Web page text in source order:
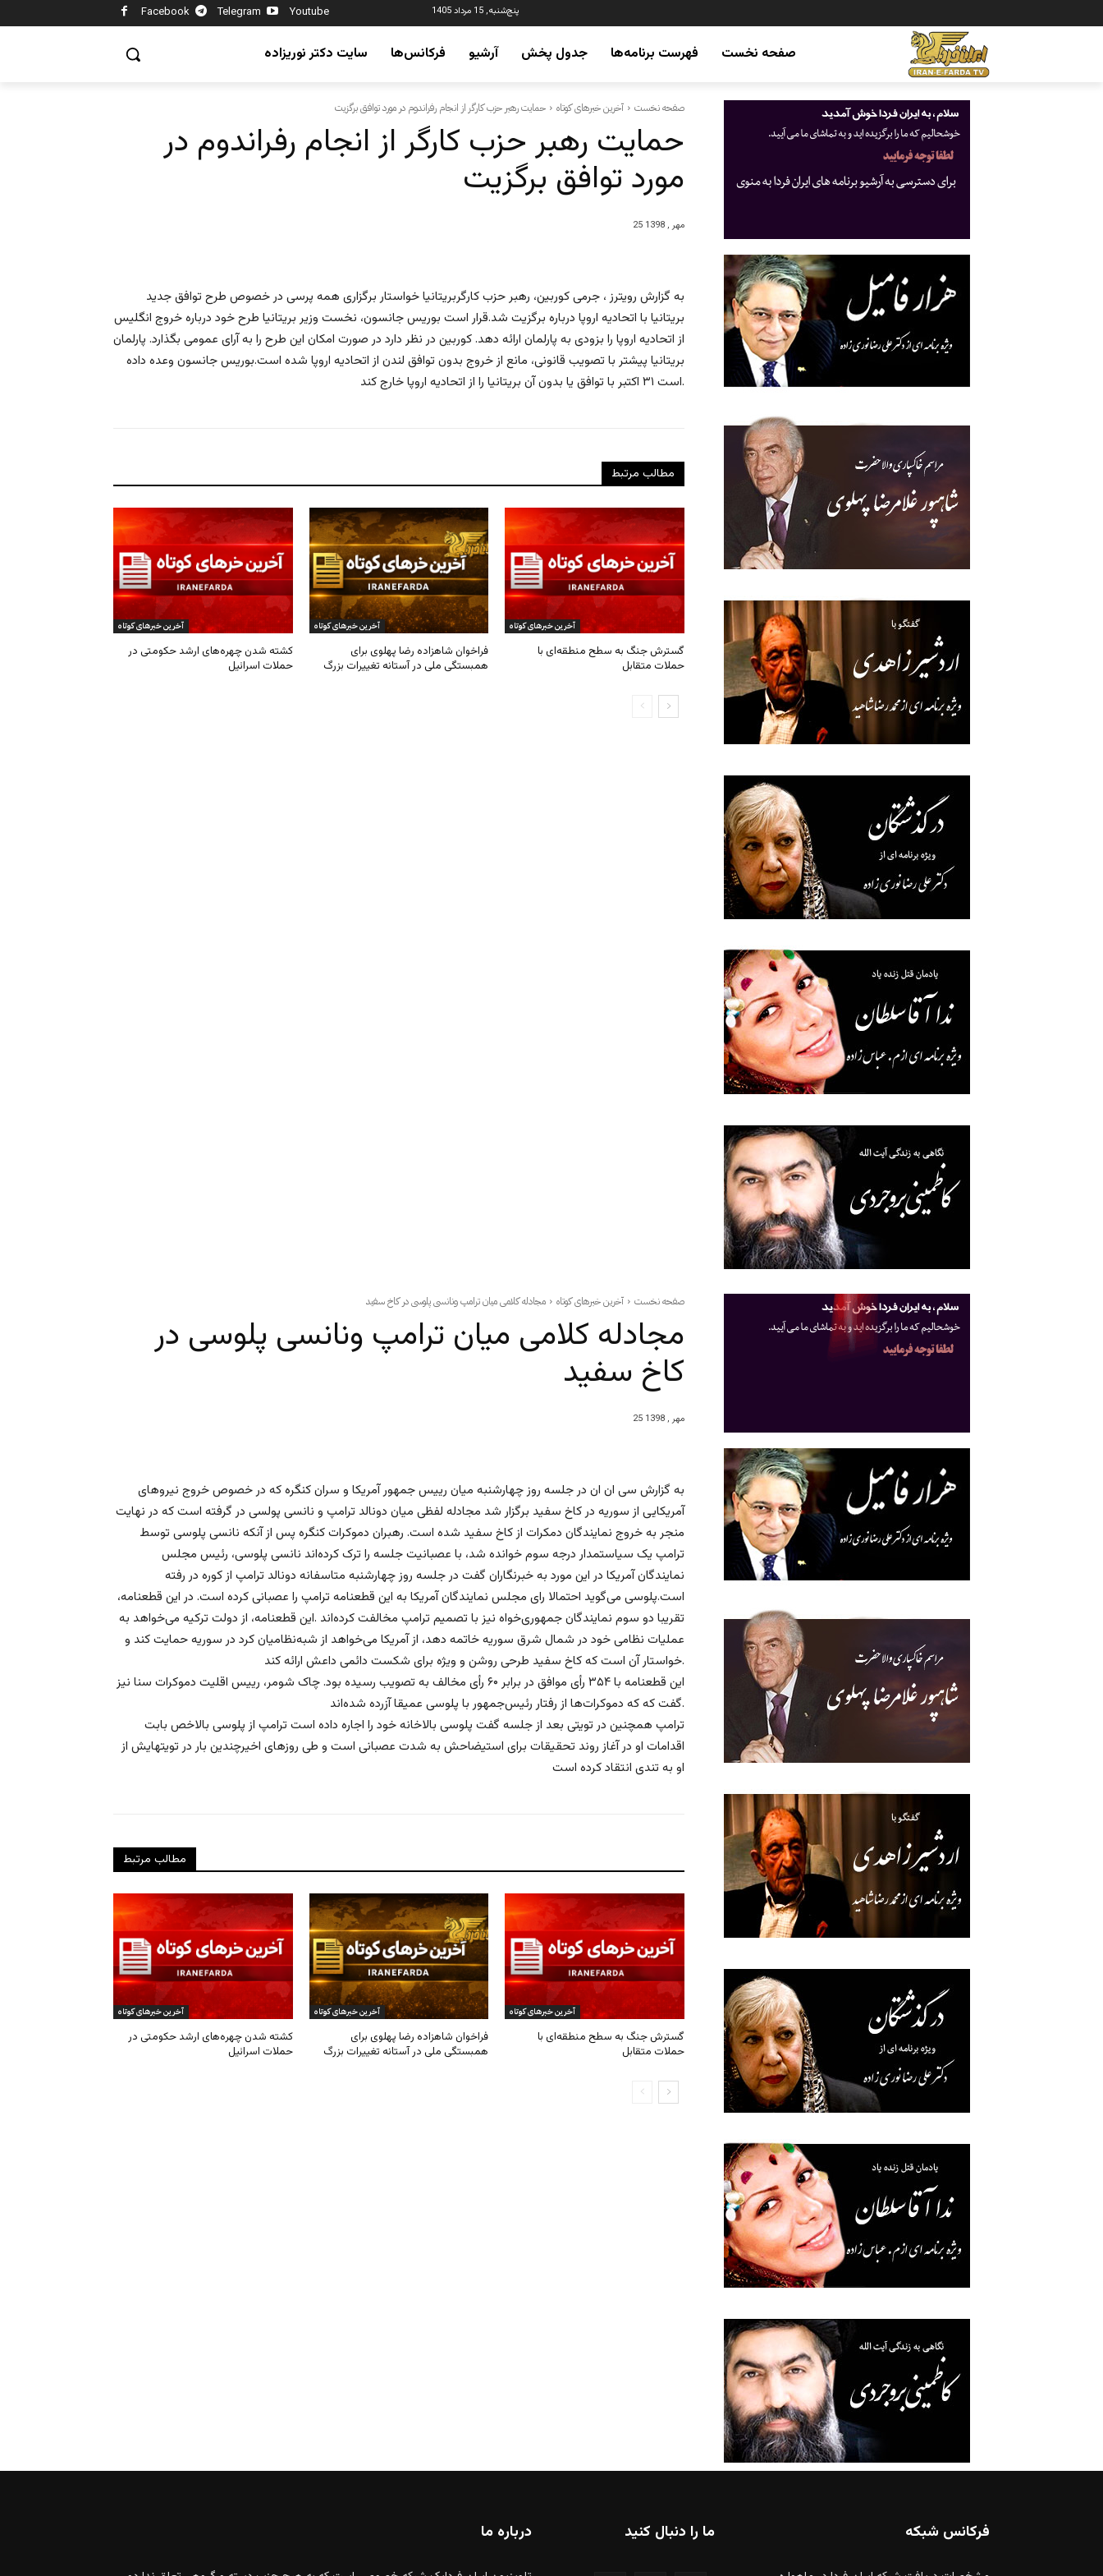
Facebook Telegram Youtube پنج‌شنبه, 15 مرداد 1405
صفحه نخست فهرست برنامه‌ها جدول پخش آرشیو فرکانس‌ها سایت دکتر نوریزاده
صفحه نخست آخرین خبرهای کوتاه حمایت رهبر حزب کارگر از انجام رفراندوم در مورد توافق برگزیت
حمایت رهبر حزب کارگر از انجام رفراندوم در
مورد توافق برگزیت
25 مهر , 1398
به گزارش رویترز ، جرمی کوربین، رهبر حزب کارگربریتانیا خواستار برگزاری همه پرسی در خصوص طرح توافق جدید
بریتانیا با اتحادیه اروپا درباره برگزیت شد.قرار است بوریس جانسون، نخست وزیر بریتانیا طرح خود درباره خروج انگلیس
از اتحادیه اروپا را بزودی به پارلمان ارائه دهد. کوربین در نظر دارد در صورت امکان این طرح را به آرای عمومی بگذارد. پارلمان
بریتانیا پیشتر با تصویب قانونی، مانع از خروج بدون توافق لندن از اتحادیه اروپا شده است.بوریس جانسون وعده داده
است ۳۱ اکتبر با توافق یا بدون آن بریتانیا را از اتحادیه اروپا خارج کند.
مطالب مرتبط
آخرین خبرهای کوتاه
کشته شدن چهره‌های ارشد حکومتی در
حملات اسرائیل
آخرین خبرهای کوتاه
فراخوان شاهزاده رضا پهلوی برای
همبستگی ملی در آستانه تغییرات بزرگ
آخرین خبرهای کوتاه
گسترش جنگ به سطح منطقه‌ای با
حملات متقابل
فرکانس شبکه ما را دنبال کنید درباره ما